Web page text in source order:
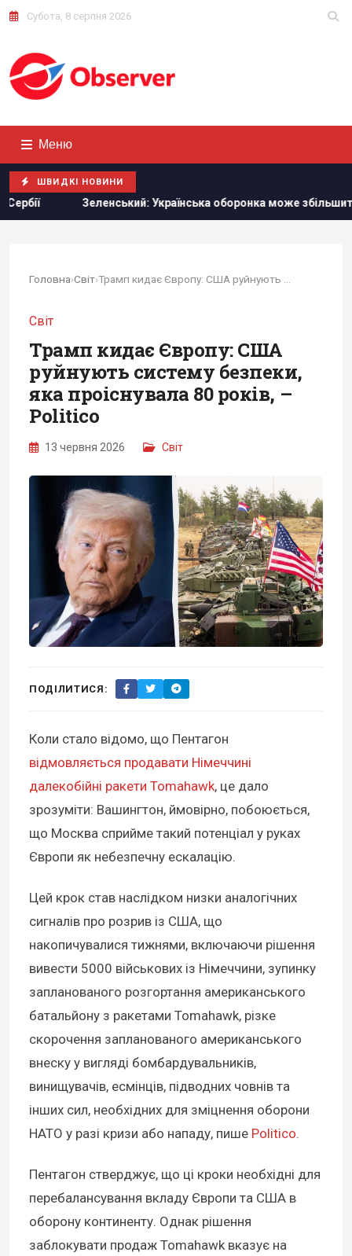
Субота, 8 серпня 2026
Меню
ШВИДКІ НОВИНИ
оборонка може збільшити виробництво вдвічі, але є
Головна›Світ›
Світ
Трамп кидає Європу: США
руйнують систему безпеки,
яка проіснувала 80 років, –
Politico
13 червня 2026 Світ
ПОДІЛИТИСЯ:
Коли стало відомо, що Пентагон
відмовляється продавати Німеччині
далекобійні ракети Tomahawk, це дало
зрозуміти: Вашингтон, ймовірно, побоюється,
що Москва сприйме такий потенціал у руках
Європи як небезпечну ескалацію.
Цей крок став наслідком низки аналогічних
сигналів про розрив із США, що
накопичувалися тижнями, включаючи рішення
вивести 5000 військових із Німеччини, зупинку
запланованого розгортання американського
батальйону з ракетами Tomahawk, різке
скорочення запланованого американського
внеску у вигляді бомбардувальників,
винищувачів, есмінців, підводних човнів та
інших сил, необхідних для зміцнення оборони
НАТО у разі кризи або нападу, пише Politico.
Пентагон стверджує, що ці кроки необхідні для
перебалансування вкладу Європи та США в
оборону континенту. Однак рішення
заблокувати продаж Tomahawk вказує на